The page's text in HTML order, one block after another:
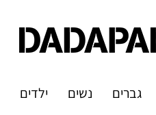
גברים נשים ילדים